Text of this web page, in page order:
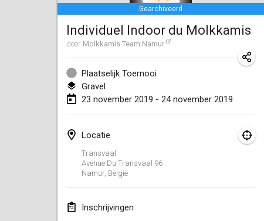
Gearchiveerd
Individuel Indoor du Molkkamis
door Molkkamis Team Namur
Plaatselijk Toernooi
Gravel
23 november 2019 - 24 november 2019
Locatie
Transvaal
Avenue Du Transvaal 96
Namur, België
Inschrijvingen
Tournoi Mixte ASPTTOM
20 jan. 2019|Frankrijk
Tournoi d'Hiver
26 jan. 2019|Frankrijk
Liekki Cup
26 jan. 2019
februari 2019
Kotka Mölkky Open Indoor